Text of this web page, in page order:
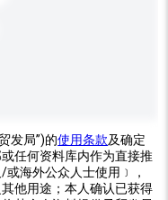
发局”)的使用条款及确定
任何资料库内作为直接推
海外公众人士使用﹞，
他用途；本人确认已获得